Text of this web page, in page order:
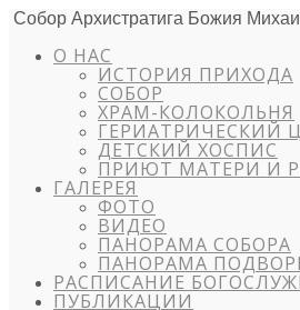
Собор Архистратига Божия
О НАС
ИСТОРИЯ ПРИХОДА
СОБОР
ХРАМ-КОЛОКОЛЬНЯ
ГЕРИАТРИЧЕСКИЙ
ДЕТСКИЙ ХОСПИС
ПРИЮТ МАТЕРИ И
ГАЛЕРЕЯ
ФОТО
ВИДЕО
ПАНОРАМА СОБОРА
ПАНОРАМА
РАСПИСАНИЕ
ПУБЛИКАЦИИ